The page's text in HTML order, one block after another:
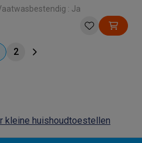
Geel | Vaatwasbestendig : Ja
2
kleine huishoudtoestellen